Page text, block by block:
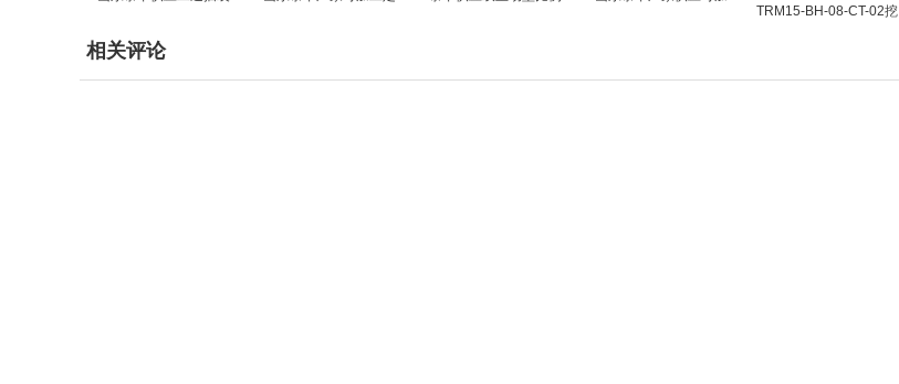
TRM15-BH-08-CT-02挖
相关评论